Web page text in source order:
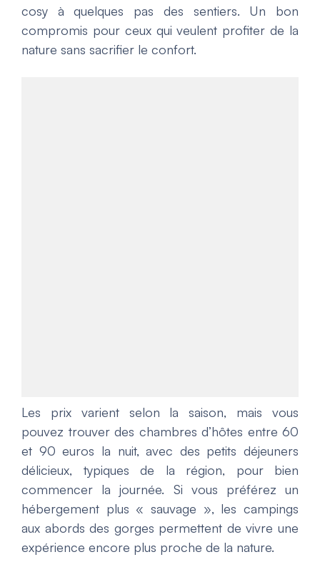
cosy à quelques pas des sentiers. Un bon
compromis pour ceux qui veulent profiter de la
nature sans sacrifier le confort.
Les prix varient selon la saison, mais vous
pouvez trouver des chambres d’hôtes entre 60
et 90 euros la nuit, avec des petits déjeuners
délicieux, typiques de la région, pour bien
commencer la journée. Si vous préférez un
hébergement plus « sauvage », les campings
aux abords des gorges permettent de vivre une
expérience encore plus proche de la nature.